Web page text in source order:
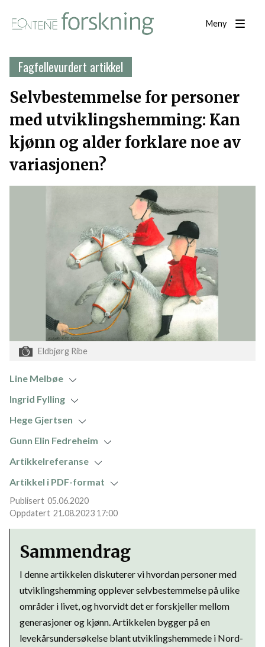
Meny
Fagfellevurdert artikkel
Selvbestemmelse for personer
med utviklingshemming: Kan
kjønn og alder forklare noe av
variasjonen?
Eldbjørg Ribe
Line Melbøe
Ingrid Fylling
Hege Gjertsen
Gunn Elin Fedreheim
Artikkelreferanse
Artikkel i PDF-format
05.06.2020
21.08.2023 17:00
Sammendrag
I denne artikkelen diskuterer vi hvordan personer med
utviklingshemming opplever selvbestemmelse på ulike
områder i livet, og hvorvidt det er forskjeller mellom
generasjoner og kjønn. Artikkelen bygger på en
levekårsundersøkelse blant utviklingshemmede i Nord-